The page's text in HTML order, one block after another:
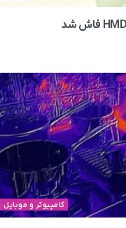
کامپیوتر و موبایل